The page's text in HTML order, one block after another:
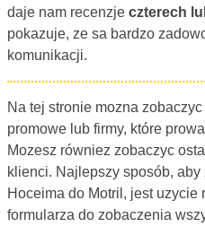
daje nam recenzje czterech
pokazuje, ze sa bardzo
komunikacji.
Na tej stronie mozna
promowe lub firmy, które
Mozesz równiez zobaczyc
klienci. Najlepszy sposób, aby
Hoceima do Motril, jest
formularza do zobaczenia